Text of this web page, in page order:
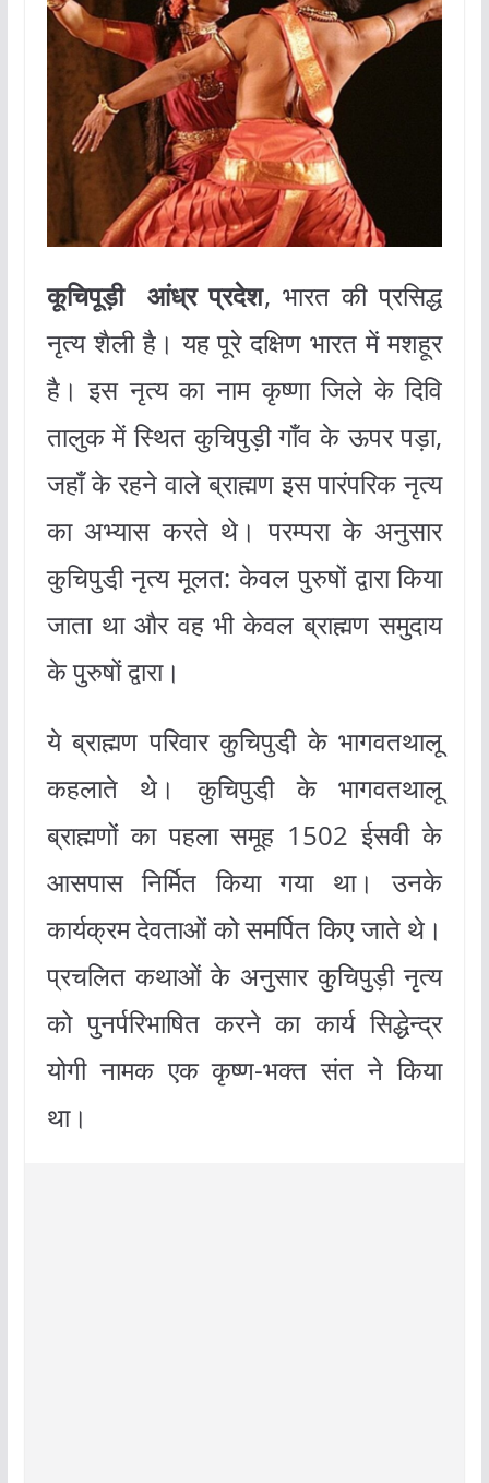
कूचिपूड़ी आंध्र प्रदेश, भारत की प्रसिद्ध
नृत्य शैली है। यह पूरे दक्षिण भारत में मशहूर
है। इस नृत्य का नाम कृष्णा जिले के दिवि
तालुक में स्थित कुचिपुड़ी गाँव के ऊपर पड़ा,
जहाँ के रहने वाले ब्राह्मण इस पारंपरिक नृत्य
का अभ्यास करते थे। परम्‍परा के अनुसार
कुचिपुडी़ नृत्‍य मूलत: केवल पुरुषों द्वारा किया
जाता था और वह भी केवल ब्राह्मण समुदाय
के पुरुषों द्वारा।
ये ब्राह्मण परिवार कुचिपुडी़ के भागवतथालू
कहलाते थे। कुचिपुडी़ के भागवतथालू
ब्राह्मणों का पहला समूह 1502 ईसवी के
आसपास निर्मित किया गया था। उनके
कार्यक्रम देवताओं को समर्पित किए जाते थे।
प्रचलित कथाओं के अनुसार कुचिपुड़ी नृत्य
को पुनर्परिभाषित करने का कार्य सिद्धेन्द्र
योगी नामक एक कृष्ण-भक्त संत ने किया
था।